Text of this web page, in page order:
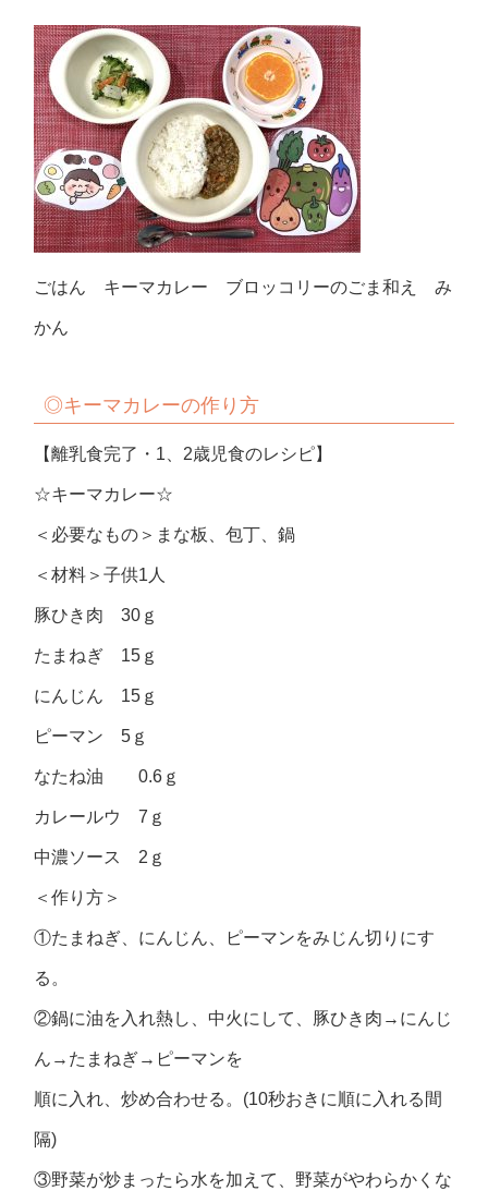
ごはん キーマカレー ブロッコリーのごま和え み
かん
◎キーマカレーの作り方
【離乳食完了・1、2歳児食のレシピ】
☆キーマカレー☆
＜必要なもの＞まな板、包丁、鍋
＜材料＞子供1人
豚ひき肉 30ｇ
たまねぎ 15ｇ
にんじん 15ｇ
ピーマン 5ｇ
なたね油 0.6ｇ
カレールウ 7ｇ
中濃ソース 2ｇ
＜作り方＞
①たまねぎ、にんじん、ピーマンをみじん切りにす
る。
②鍋に油を入れ熱し、中火にして、豚ひき肉→にんじ
ん→たまねぎ→ピーマンを
順に入れ、炒め合わせる。(10秒おきに順に入れる間
隔)
③野菜が炒まったら水を加えて、野菜がやわらかくな